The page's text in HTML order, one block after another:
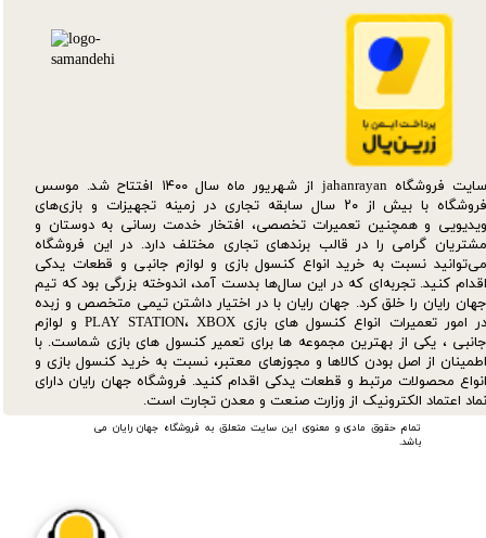
تمام حقوق مادی و معنوی این سایت متعلق به فروشگاه جهان رایان می
باشد.
سایت فروشگاه jahanrayan از شهریور ماه سال ۱۴۰۰ افتتاح شد. موسس
فروشگاه با بیش از ۲۰ سال سابقه تجاری در زمینه تجهیزات و بازی‌های
ویدیویی و همچنین تعمیرات تخصصی، افتخار خدمت رسانی به دوستان و
مشتریان گرامی را در قالب برندهای تجاری مختلف دارد. در این فروشگاه
می‌توانید نسبت به خرید انواع کنسول بازی و لوازم جانبی و قطعات یدکی‌
اقدام کنید. تجربه‌ای که در این سال‌ها بدست آمد، اندوخته بزرگی بود که تیم
جهان رایان را خلق کرد. جهان رایان با در اختیار داشتن تیمی متخصص و زبده
در امور تعمیرات انواع کنسول های بازی PLAY STATION، XBOX و لوازم
جانبی ، یکی از بهترین مجموعه ها برای تعمیر کنسول های بازی شماست. با
اطمینان از اصل بودن کالاها و مجوزهای معتبر، نسبت به خرید کنسول بازی و
انواع محصولات مرتبط و قطعات یدکی اقدام کنید. فروشگاه جهان رایان دارای
نماد اعتماد الکترونیک از وزارت صنعت و معدن تجارت است.